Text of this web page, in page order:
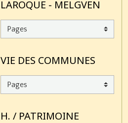
LAROQUE - MELGVEN
VIE DES COMMUNES
H. / PATRIMOINE